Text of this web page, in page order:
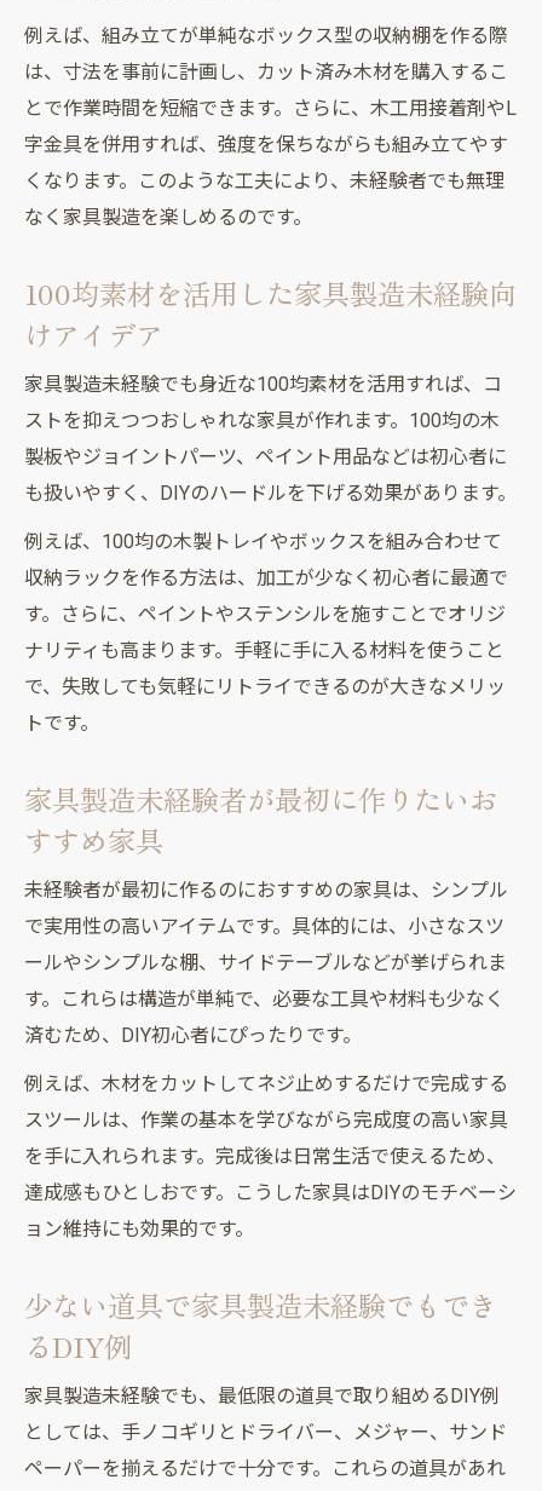
例えば、組み立てが単純なボックス型の収納棚を作る際
は、寸法を事前に計画し、カット済み木材を購入するこ
とで作業時間を短縮できます。さらに、木工用接着剤やL
字金具を併用すれば、強度を保ちながらも組み立てやす
くなります。このような工夫により、未経験者でも無理
なく家具製造を楽しめるのです。
100均素材を活用した家具製造未経験向
けアイデア
家具製造未経験でも身近な100均素材を活用すれば、コ
ストを抑えつつおしゃれな家具が作れます。100均の木
製板やジョイントパーツ、ペイント用品などは初心者に
も扱いやすく、DIYのハードルを下げる効果があります。
例えば、100均の木製トレイやボックスを組み合わせて
収納ラックを作る方法は、加工が少なく初心者に最適で
す。さらに、ペイントやステンシルを施すことでオリジ
ナリティも高まります。手軽に手に入る材料を使うこと
で、失敗しても気軽にリトライできるのが大きなメリッ
トです。
家具製造未経験者が最初に作りたいお
すすめ家具
未経験者が最初に作るのにおすすめの家具は、シンプル
で実用性の高いアイテムです。具体的には、小さなスツ
ールやシンプルな棚、サイドテーブルなどが挙げられま
す。これらは構造が単純で、必要な工具や材料も少なく
済むため、DIY初心者にぴったりです。
例えば、木材をカットしてネジ止めするだけで完成する
スツールは、作業の基本を学びながら完成度の高い家具
を手に入れられます。完成後は日常生活で使えるため、
達成感もひとしおです。こうした家具はDIYのモチベーシ
ョン維持にも効果的です。
少ない道具で家具製造未経験でもでき
るDIY例
家具製造未経験でも、最低限の道具で取り組めるDIY例
としては、手ノコギリとドライバー、メジャー、サンド
ペーパーを揃えるだけで十分です。これらの道具があれ